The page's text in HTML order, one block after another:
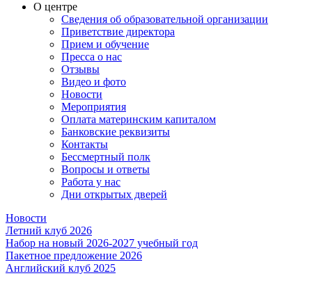
О центре
Сведения об образовательной организации
Приветствие директора
Прием и обучение
Пресса о нас
Отзывы
Видео и фото
Новости
Мероприятия
Оплата материнским капиталом
Банковские реквизиты
Контакты
Бессмертный полк
Вопросы и ответы
Работа у нас
Дни открытых дверей
Новости
Летний клуб 2026
Набор на новый 2026-2027 учебный год
Пакетное предложение 2026
Английский клуб 2025